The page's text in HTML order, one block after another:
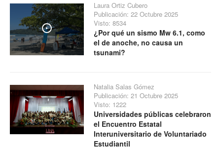
Play
Laura Ortiz Cubero
Publicación: 22 Octubre 2025
Visto: 8534
¿Por qué un sismo Mw 6.1, como
el de anoche, no causa un
tsunami?
Natalia Salas Gómez
Publicación: 21 Octubre 2025
Visto: 1222
Universidades públicas celebraron
el Encuentro Estatal
Interuniversitario de Voluntariado
Estudiantil